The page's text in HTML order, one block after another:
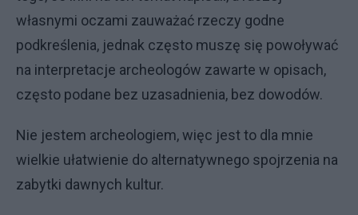
własnymi oczami zauważać rzeczy godne
podkreślenia, jednak często muszę się powoływać
na interpretacje archeologów zawarte w opisach,
często podane bez uzasadnienia, bez dowodów.
Nie jestem archeologiem, więc jest to dla mnie
wielkie ułatwienie do alternatywnego spojrzenia na
zabytki dawnych kultur.